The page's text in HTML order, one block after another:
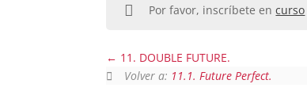
Por favor, inscríbete encurso
11. DOUBLE FUTURE.
Volver a: 11.1. Future Perfect.